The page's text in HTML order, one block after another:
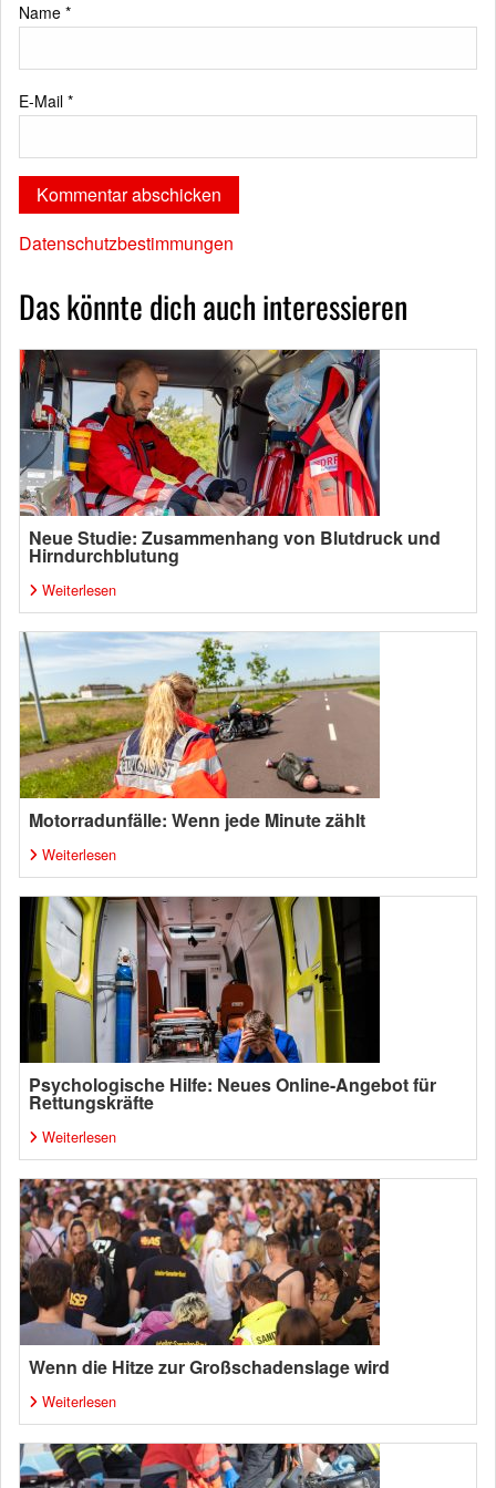
Name *
E-Mail *
Datenschutzbestimmungen
Das könnte dich auch interessieren
Neue Studie: Zusammenhang von Blutdruck und
Hirndurchblutung
Weiterlesen
Motorradunfälle: Wenn jede Minute zählt
Weiterlesen
Psychologische Hilfe: Neues Online-Angebot für
Rettungskräfte
Weiterlesen
Wenn die Hitze zur Großschadenslage wird
Weiterlesen